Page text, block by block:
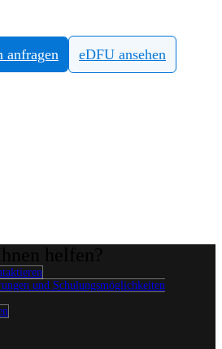
anfragen eDFU ansehen
und Schulungsmöglichkeiten